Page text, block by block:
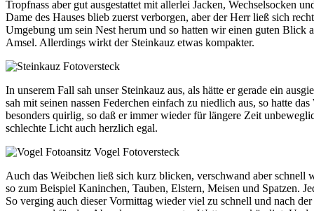
Tropfnass aber gut ausgestattet mit allerlei Jacken, Wechselsocken
Dame des Hauses blieb zuerst verborgen, aber der Herr ließ sich
Umgebung um sein Nest herum und so hatten wir einen guten
Amsel. Allerdings wirkt der Steinkauz etwas kompakter.
In unserem Fall sah unser Steinkauz aus, als hätte er gerade ein
sah mit seinen nassen Federchen einfach zu niedlich aus, so hatte
besonders quirlig, so daß er immer wieder für längere Zeit
schlechte Licht auch herzlich egal.
Auch das Weibchen ließ sich kurz blicken, verschwand aber
so zum Beispiel Kaninchen, Tauben, Elstern, Meisen und Spatzen.
So verging auch dieser Vormittag wieder viel zu schnell und nach